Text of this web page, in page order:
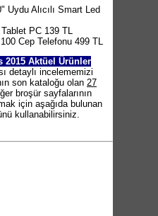
Uydu Alıcılı Smart Led
PC 139 TL
Cep Telefonu 499 TL
2015 Aktüel Ürünler
detaylı incelememizi
son kataloğu olan 27
broşür sayfalarının
için aşağıda bulunan
kullanabilirsiniz.